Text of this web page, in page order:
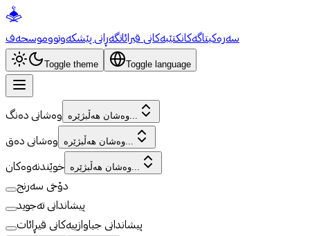
سەرەکیتاگەکانکتێبەکانی قیرائاتگەڕانی پێشکەوتووموسحەف
Toggle theme Toggle language
وەشانی دەنگ وەشان هەڵبژێرە...
وەشانی دەق وەشان هەڵبژێرە...
خوێندنەوەکان وەشان هەڵبژێرە...
دۆخی سەرنج
پیشاندانی تەجوید
پیشاندانی جیاوازییەکانی قیڕائات